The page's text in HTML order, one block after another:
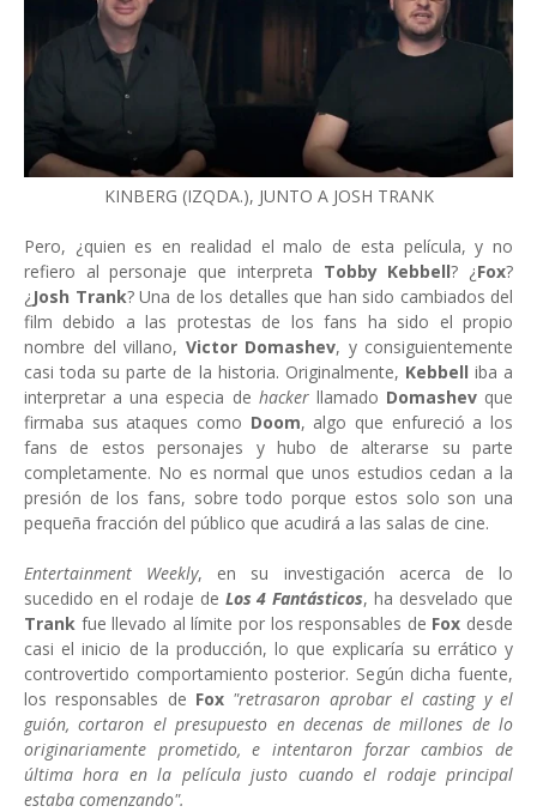
KINBERG (IZQDA.), JUNTO A JOSH TRANK
Pero, ¿quien es en realidad el malo de esta película, y no
refiero al personaje que interpreta Tobby Kebbell? ¿Fox?
¿ Josh Trank? Una de los detalles que han sido cambiados del
film debido a las protestas de los fans ha sido el propio
nombre del villano, Victor Domashev, y consiguientemente
casi toda su parte de la historia. Originalmente, Kebbell iba a
interpretar a una especia de hacker llamado Domashev que
firmaba sus ataques como Doom, algo que enfureció a los
fans de estos personajes y hubo de alterarse su parte
completamente. No es normal que unos estudios cedan a la
presión de los fans, sobre todo porque estos solo son una
pequeña fracción del público que acudirá a las salas de cine.
Entertainment Weekly, en su investigación acerca de lo
sucedido en el rodaje de Los 4 Fantásticos, ha desvelado que
Trank fue llevado al límite por los responsables de Fox desde
casi el inicio de la producción, lo que explicaría su errático y
controvertido comportamiento posterior. Según dicha fuente,
los responsables de Fox "retrasaron aprobar el casting y el
guión, cortaron el presupuesto en decenas de millones de lo
originariamente prometido, e intentaron forzar cambios de
última hora en la película justo cuando el rodaje principal
estaba comenzando".